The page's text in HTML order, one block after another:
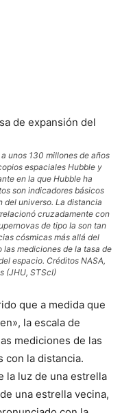
unos 130 millones de años
espaciales Hubble y
en la que Hubble ha
son indicadores básicos
del universo. La distancia
cruzadamente con
de tipo Ia son tan
cósmicas más allá del
mediciones de la tasa de
espacio. Créditos NASA,
(JHU, STScI)
que a medida que
la escala de
mediciones de las
con la distancia.
la luz de una estrella
una estrella vecina,